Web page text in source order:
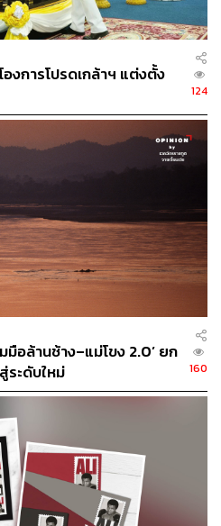
ด้แก่ ราคา 1 บาท, 2 บาท, 3
บาท, 10 บาท, 12 บาท, 15
อกจากนั้นยังมีแผ่นชีตที่ระลึก
250 บาท และซองวันแรก
ง) โดยแสตมป์ชุดดังกล่าวถือ
ชุดแรกแห่งรัชกาลปัจจุบัน
ด วางจำหน่ายพร้อมกัน ณ
ตั้งแต่วันที่ 28 กรกฎาคม 2561
ติมที่ THP Contact Center
งการโปรดเกล้าฯ แต่งตั้ง
124
มือล้านช้าง–แม่โขง 2.0’ ยก
ระดับใหม่
160